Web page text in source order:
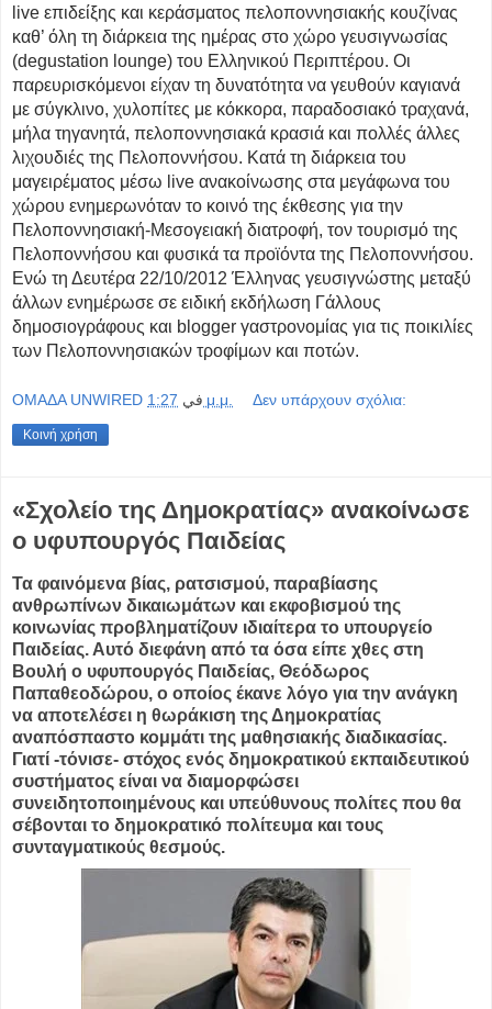
live επιδείξης και κεράσματος πελοποννησιακής κουζίνας
καθ’ όλη τη διάρκεια της ημέρας στο χώρο γευσιγνωσίας
(degustation lounge) του Ελληνικού Περιπτέρου. Οι
παρευρισκόμενοι είχαν τη δυνατότητα να γευθούν καγιανά
με σύγκλινο, χυλοπίτες με κόκκορα, παραδοσιακό τραχανά,
μήλα τηγανητά, πελοποννησιακά κρασιά και πολλές άλλες
λιχουδιές της Πελοποννήσου. Κατά τη διάρκεια του
μαγειρέματος μέσω live ανακοίνωσης στα μεγάφωνα του
χώρου ενημερωνόταν το κοινό της έκθεσης για την
Πελοποννησιακή-Μεσογειακή διατροφή, τον τουρισμό της
Πελοποννήσου και φυσικά τα προϊόντα της Πελοποννήσου.
Ενώ τη Δευτέρα 22/10/2012 Έλληνας γευσιγνώστης μεταξύ
άλλων ενημέρωσε σε ειδική εκδήλωση Γάλλους
δημοσιογράφους και blogger γαστρονομίας για τις ποικιλίες
των Πελοποννησιακών τροφίμων και ποτών.
OMAΔΑ UNWIRED في 1:27 μ.μ. Δεν υπάρχουν σχόλια:
Κοινή χρήση
«Σχολείο της Δημοκρατίας» ανακοίνωσε
ο υφυπουργός Παιδείας
Τα φαινόμενα βίας, ρατσισμού, παραβίασης
ανθρωπίνων δικαιωμάτων και εκφοβισμού της
κοινωνίας προβληματίζουν ιδιαίτερα το υπουργείο
Παιδείας. Αυτό διεφάνη από τα όσα είπε χθες στη
Βουλή ο υφυπουργός Παιδείας, Θεόδωρος
Παπαθεοδώρου, ο οποίος έκανε λόγο για την ανάγκη
να αποτελέσει η θωράκιση της Δημοκρατίας
αναπόσπαστο κομμάτι της μαθησιακής διαδικασίας.
Γιατί -τόνισε- στόχος ενός δημοκρατικού εκπαιδευτικού
συστήματος είναι να διαμορφώσει
συνειδητοποιημένους και υπεύθυνους πολίτες που θα
σέβονται το δημοκρατικό πολίτευμα και τους
συνταγματικούς θεσμούς.